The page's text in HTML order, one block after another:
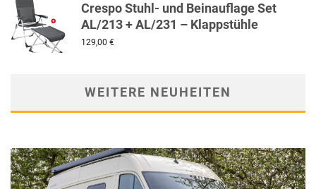
Crespo Stuhl- und Beinauflage Set
AL/213 + AL/231 – Klappstühle
129,00 €
WEITERE NEUHEITEN